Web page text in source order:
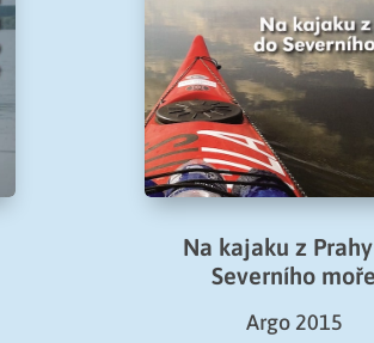
Na kajaku z
Severního moře
Argo 2015